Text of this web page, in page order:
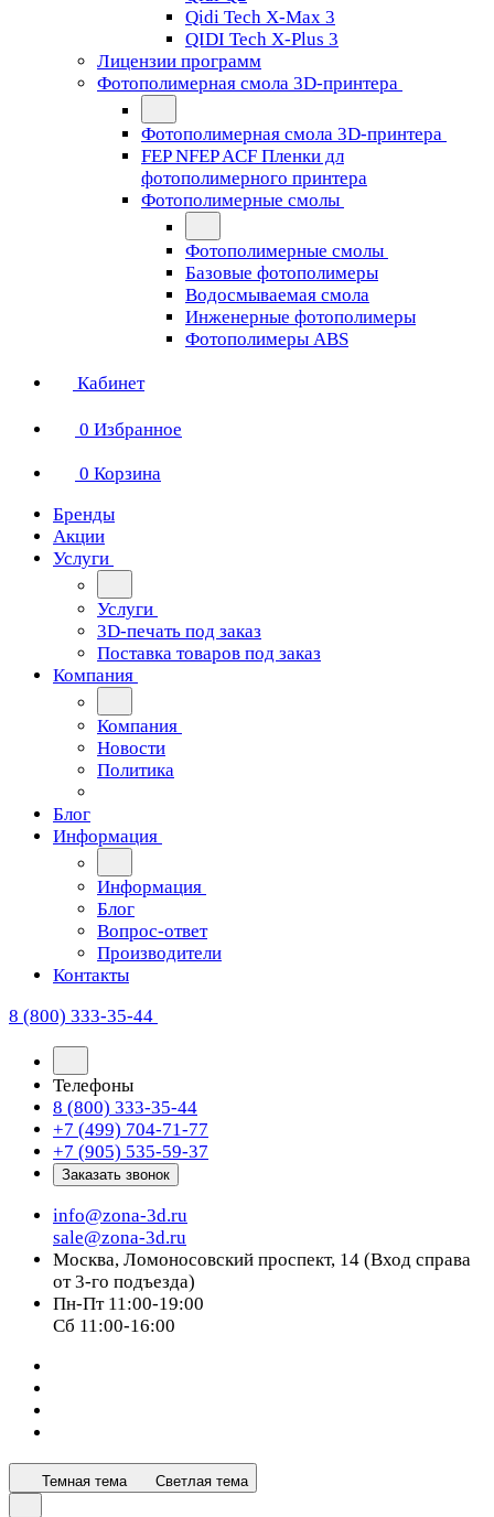
Qidi Tech X-Max 3
QIDI Tech X-Plus 3
Лицензии программ
Фотополимерная смола 3D-принтера
Фотополимерная смола 3D-принтера
FEP NFEP ACF Пленки дл
фотополимерного принтера
Фотополимерные смолы
Фотополимерные смолы
Базовые фотополимеры
Водосмываемая смола
Инженерные фотополимеры
Фотополимеры ABS
Кабинет
0 Избранное
0 Корзина
Бренды
Акции
Услуги
Услуги
3D-печать под заказ
Поставка товаров под заказ
Компания
Компания
Новости
Политика
Блог
Информация
Информация
Блог
Вопрос-ответ
Производители
Контакты
8 (800) 333-35-44
Телефоны
8 (800) 333-35-44
+7 (499) 704-71-77
+7 (905) 535-59-37
Заказать звонок
info@zona-3d.ru
sale@zona-3d.ru
Москва, Ломоносовский проспект, 14 (Вход справа
от 3-го подъезда)
Пн-Пт 11:00-19:00
Сб 11:00-16:00
Темная тема Светлая тема